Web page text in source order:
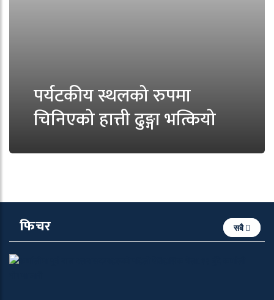
पर्यटकीय स्थलको रुपमा
चिनिएको हात्ती ढुङ्गा भत्कियो
फिचर सबै